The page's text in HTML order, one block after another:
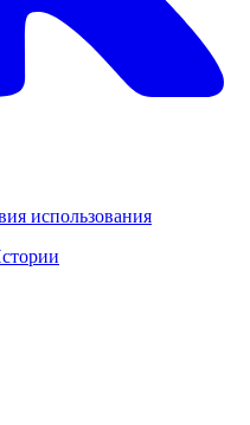
использования